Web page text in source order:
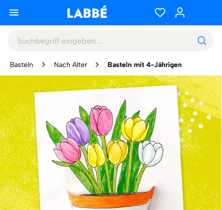
Basteln Nach Alter Basteln mit 4-Jährigen